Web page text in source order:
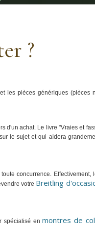
?
les pièces génériques (pièces
d'un achat. Le livre "Vraies et
le sujet et qui aidera
concurrence. Effectivement,
votre Breitling
spécialisé enmontres de